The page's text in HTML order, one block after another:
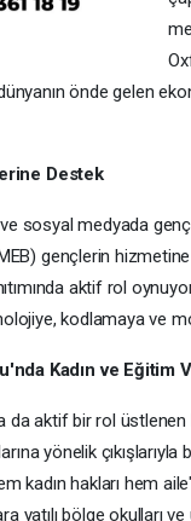
önde gelen
Destek
ve sosyal medyada
(MEB) gençlerin
aktif rol
kodlamaya ve
Kadın ve Eğitim
da aktif bir rol
yönelik
kadın hakları hem
yatılı bölge okulları